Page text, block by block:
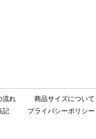
流れ
商品サイズについて
記
プライバシーポリシー